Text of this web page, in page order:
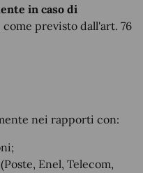
in caso di
come previsto dall'art. 76
nei rapporti con:
Enel, Telecom,